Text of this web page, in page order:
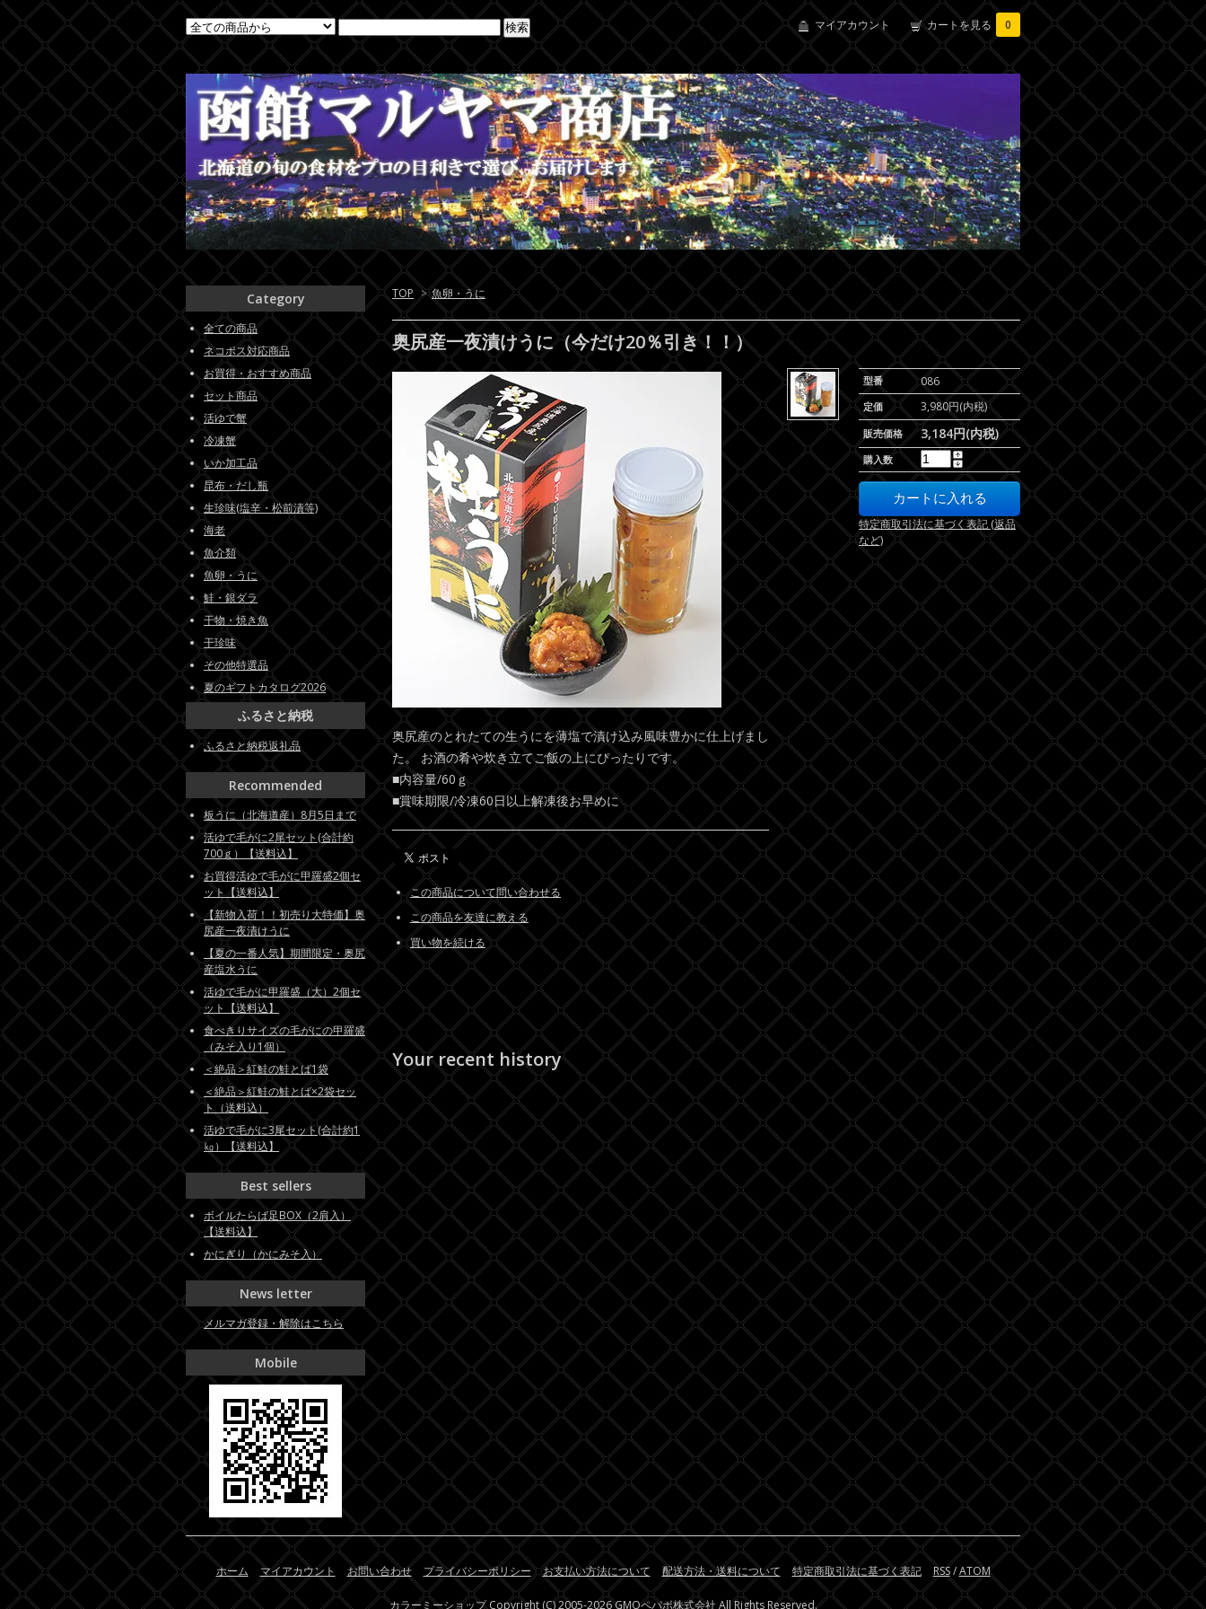
マイアカウント カートを見る 0
TOP > 魚卵・うに
奥尻産一夜漬けうに（今だけ20％引き！！）
型番 086
定価 3,980円(内税)
販売価格 3,184円(内税)
購入数
特定商取引法に基づく表記 (返品
など)
奥尻産のとれたての生うにを薄塩で漬け込み風味豊かに仕上げまし
た。 お酒の肴や炊き立てご飯の上にぴったりです。
■内容量/60ｇ
■賞味期限/冷凍60日以上解凍後お早めに
この商品について問い合わせる
この商品を友達に教える
買い物を続ける
Your recent history
Category
全ての商品
ネコポス対応商品
お買得・おすすめ商品
セット商品
活ゆで蟹
冷凍蟹
いか加工品
昆布・だし瓶
生珍味(塩辛・松前漬等)
海老
魚介類
魚卵・うに
鮭・銀ダラ
干物・焼き魚
干珍味
その他特選品
夏のギフトカタログ2026
ふるさと納税
ふるさと納税返礼品
Recommended
板うに（北海道産）8月5日まで
活ゆで毛がに2尾セット(合計約
700ｇ）【送料込】
お買得活ゆで毛がに甲羅盛2個セ
ット【送料込】
【新物入荷！！初売り大特価】奥
尻産一夜漬けうに
【夏の一番人気】期間限定・奥尻
産塩水うに
活ゆで毛がに甲羅盛（大）2個セ
ット【送料込】
食べきりサイズの毛がにの甲羅盛
（みそ入り1個）
＜絶品＞紅鮭の鮭とば1袋
＜絶品＞紅鮭の鮭とば×2袋セッ
ト（送料込）
活ゆで毛がに3尾セット(合計約1
㎏）【送料込】
Best sellers
ボイルたらば足BOX（2肩入）
【送料込】
かにぎり（かにみそ入）
News letter
メルマガ登録・解除はこちら
Mobile
ホーム マイアカウント お問い合わせ プライバシーポリシー お支払い方法について 配送方法・送料について 特定商取引法に基づく表記 RSS/ATOM
カラーミーショップCopyright (C) 2005-2026GMOペパボ株式会社 All Rights Reserved.